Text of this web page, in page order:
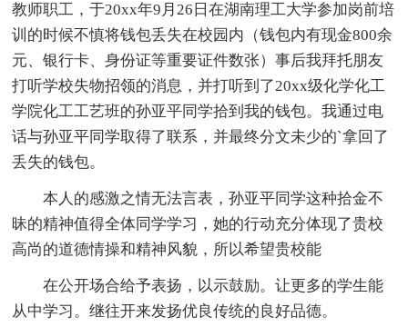
教师职工，于20xx年9月26日在湖南理工大学参加岗前培
训的时候不慎将钱包丢失在校园内（钱包内有现金800余
元、银行卡、身份证等重要证件数张）事后我拜托朋友
打听学校失物招领的消息，并打听到了20xx级化学化工
学院化工工艺班的孙亚平同学拾到我的钱包。我通过电
话与孙亚平同学取得了联系，并最终分文未少的`拿回了
丢失的钱包。
本人的感激之情无法言表，孙亚平同学这种拾金不
昧的精神值得全体同学学习，她的行动充分体现了贵校
高尚的道德情操和精神风貌，所以希望贵校能
在公开场合给予表扬，以示鼓励。让更多的学生能
从中学习。继往开来发扬优良传统的良好品德。